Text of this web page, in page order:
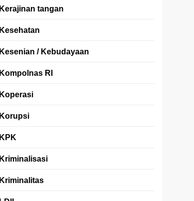
Kerajinan tangan
Kesehatan
Kesenian / Kebudayaan
Kompolnas RI
Koperasi
Korupsi
KPK
Kriminalisasi
Kriminalitas